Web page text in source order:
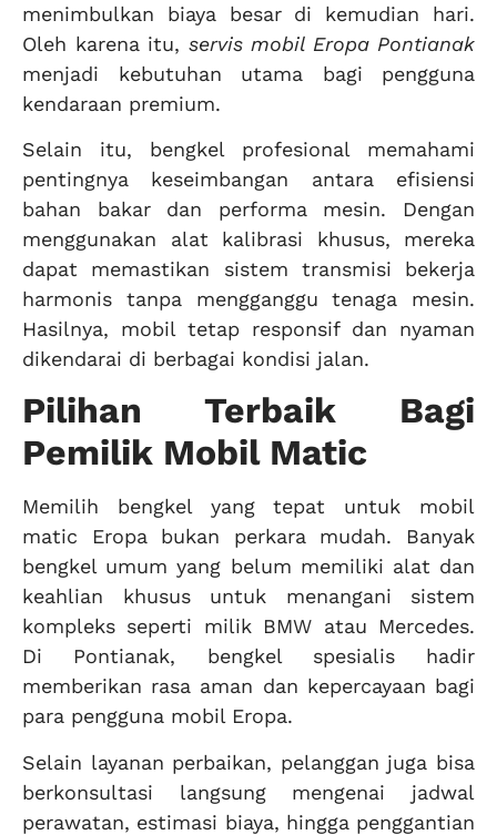
menimbulkan biaya besar di kemudian hari.
Oleh karena itu, servis mobil Eropa Pontianak
menjadi kebutuhan utama bagi pengguna
kendaraan premium.
Selain itu, bengkel profesional memahami
pentingnya keseimbangan antara efisiensi
bahan bakar dan performa mesin. Dengan
menggunakan alat kalibrasi khusus, mereka
dapat memastikan sistem transmisi bekerja
harmonis tanpa mengganggu tenaga mesin.
Hasilnya, mobil tetap responsif dan nyaman
dikendarai di berbagai kondisi jalan.
Pilihan Terbaik Bagi
Pemilik Mobil Matic
Memilih bengkel yang tepat untuk mobil
matic Eropa bukan perkara mudah. Banyak
bengkel umum yang belum memiliki alat dan
keahlian khusus untuk menangani sistem
kompleks seperti milik BMW atau Mercedes.
Di Pontianak, bengkel spesialis hadir
memberikan rasa aman dan kepercayaan bagi
para pengguna mobil Eropa.
Selain layanan perbaikan, pelanggan juga bisa
berkonsultasi langsung mengenai jadwal
perawatan, estimasi biaya, hingga penggantian